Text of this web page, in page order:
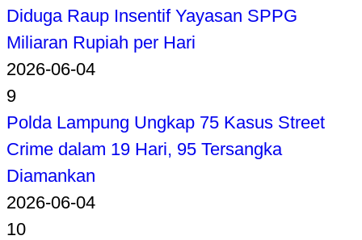
Diduga Raup Insentif Yayasan SPPG
Miliaran Rupiah per Hari
2026-06-04
9
Polda Lampung Ungkap 75 Kasus Street
Crime dalam 19 Hari, 95 Tersangka
Diamankan
2026-06-04
10